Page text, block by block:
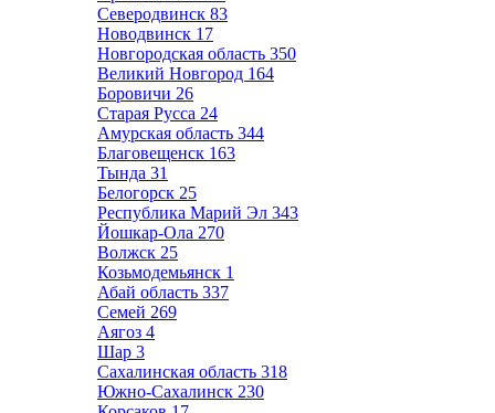
Северодвинск 83
Новодвинск 17
Новгородская область 350
Великий Новгород 164
Боровичи 26
Старая Русса 24
Амурская область 344
Благовещенск 163
Тында 31
Белогорск 25
Республика Марий Эл 343
Йошкар-Ола 270
Волжск 25
Козьмодемьянск 1
Абай область 337
Семей 269
Аягоз 4
Шар 3
Сахалинская область 318
Южно-Сахалинск 230